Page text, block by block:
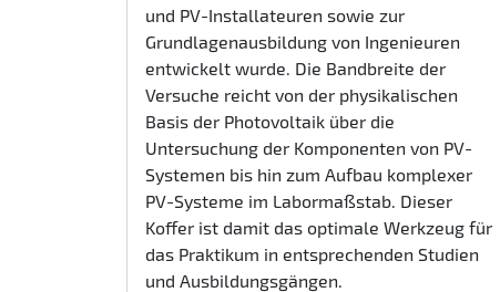
und PV-Installateuren sowie zur
Grundlagenausbildung von Ingenieuren
entwickelt wurde. Die Bandbreite der
Versuche reicht von der physikalischen
Basis der Photovoltaik über die
Untersuchung der Komponenten von PV-
Systemen bis hin zum Aufbau komplexer
PV-Systeme im Labormaßstab. Dieser
Koffer ist damit das optimale Werkzeug für
das Praktikum in entsprechenden Studien
und Ausbildungsgängen.